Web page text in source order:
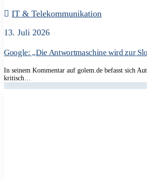
IT & Telekommunikation
13. Juli 2026
Google: „Die Antwortmaschine wird zur
In seinem Kommentar auf golem.de befasst sich
kritisch…